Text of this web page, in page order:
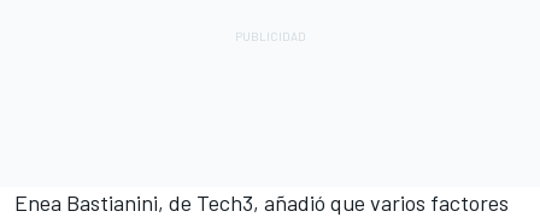
Enea Bastianini, de Tech3, añadió que varios factores